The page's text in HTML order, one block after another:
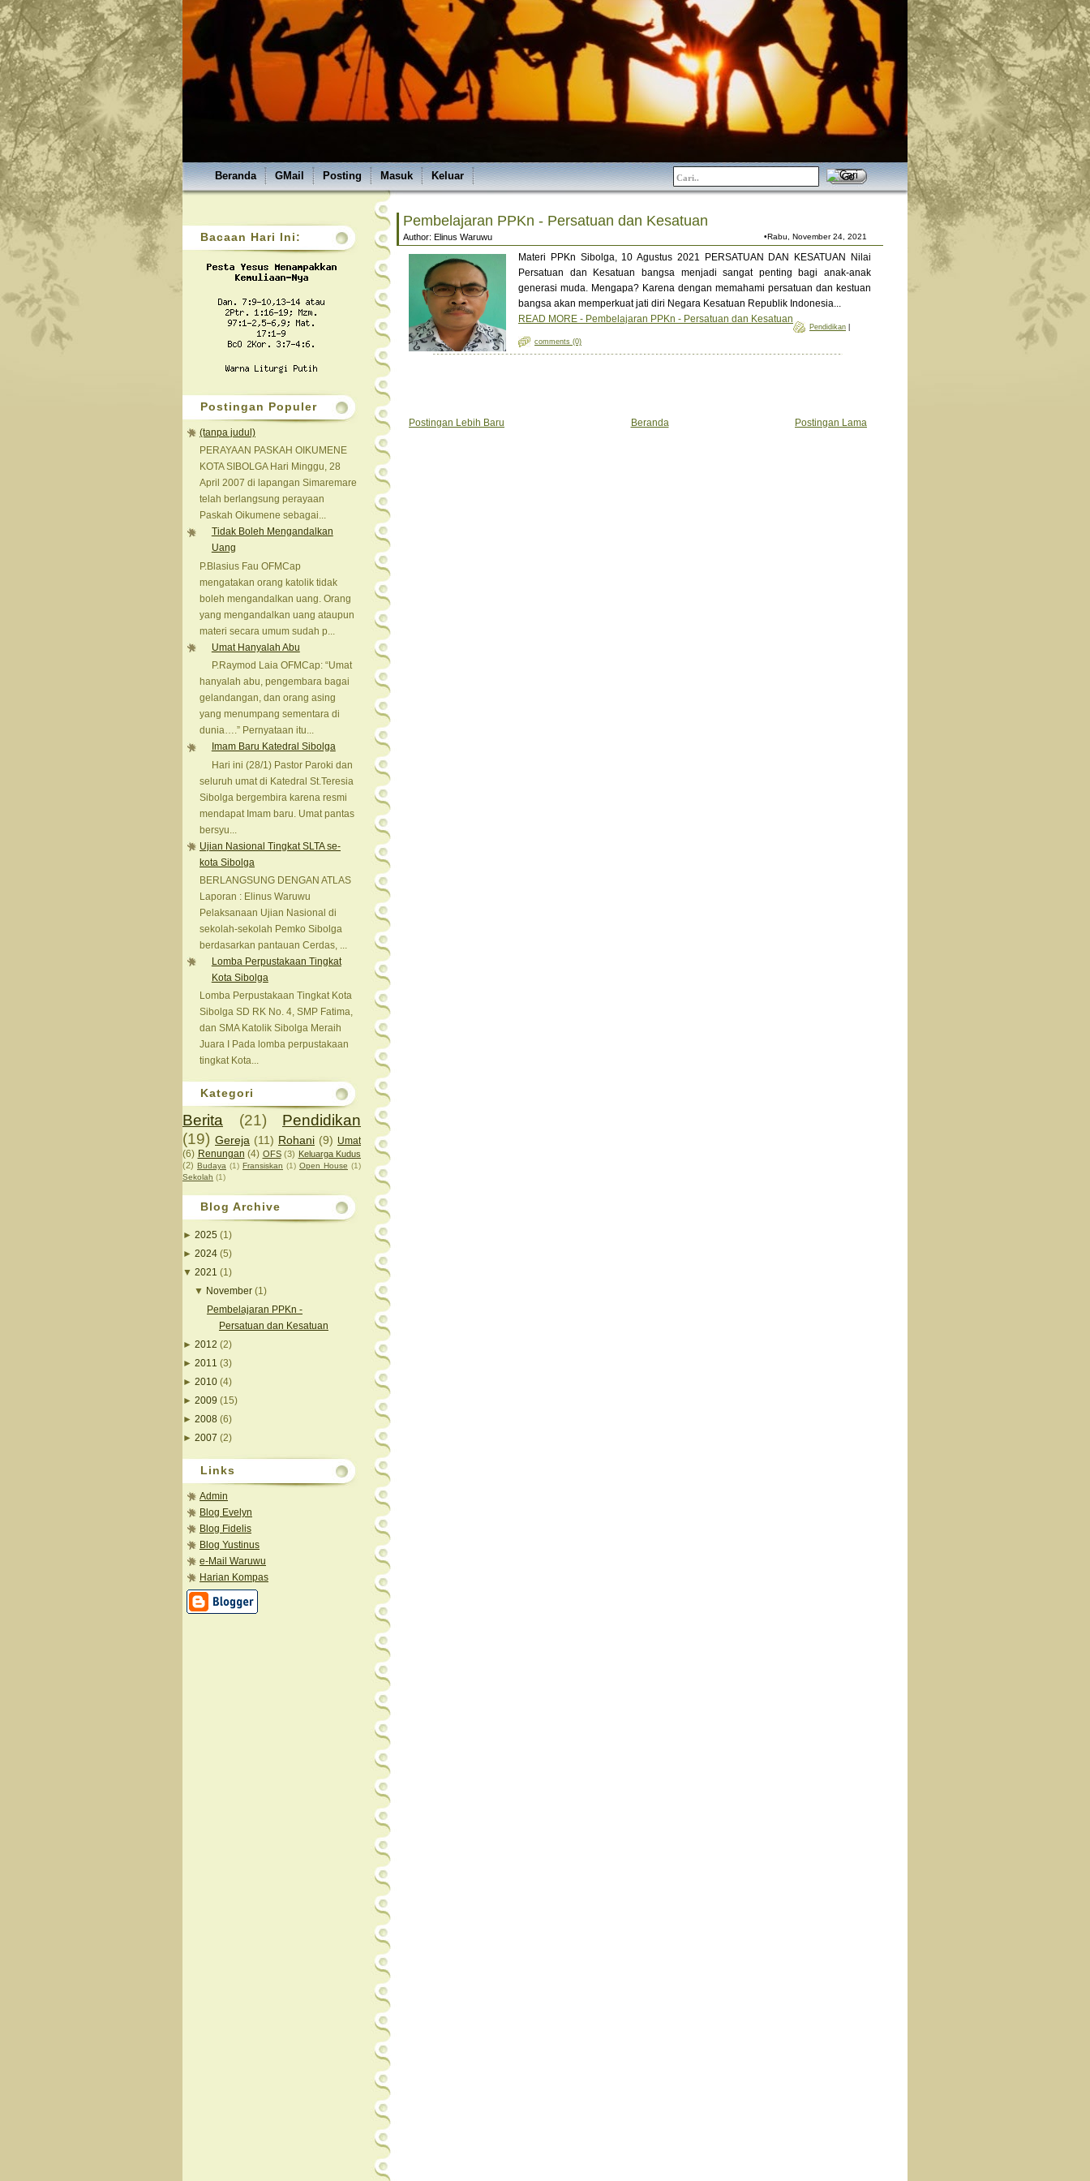
Beranda GMail Posting Masuk Keluar
Bacaan Hari Ini:
Postingan Populer
(tanpa judul)
PERAYAAN PASKAH OIKUMENE
KOTA SIBOLGA Hari Minggu, 28
April 2007 di lapangan Simaremare
telah berlangsung perayaan
Paskah Oikumene sebagai...
Tidak Boleh Mengandalkan
Uang
P.Blasius Fau OFMCap
mengatakan orang katolik tidak
boleh mengandalkan uang. Orang
yang mengandalkan uang ataupun
materi secara umum sudah p...
Umat Hanyalah Abu
P.Raymod Laia OFMCap: “Umat
hanyalah abu, pengembara bagai
gelandangan, dan orang asing
yang menumpang sementara di
dunia….” Pernyataan itu...
Imam Baru Katedral Sibolga
Hari ini (28/1) Pastor Paroki dan
seluruh umat di Katedral St.Teresia
Sibolga bergembira karena resmi
mendapat Imam baru. Umat pantas
bersyu...
Ujian Nasional Tingkat SLTA se-
kota Sibolga
BERLANGSUNG DENGAN ATLAS
Laporan : Elinus Waruwu
Pelaksanaan Ujian Nasional di
sekolah-sekolah Pemko Sibolga
berdasarkan pantauan Cerdas, ...
Lomba Perpustakaan Tingkat
Kota Sibolga
Lomba Perpustakaan Tingkat Kota
Sibolga SD RK No. 4, SMP Fatima,
dan SMA Katolik Sibolga Meraih
Juara I Pada lomba perpustakaan
tingkat Kota...
Kategori
Berita (21)
Pendidikan
(19) Gereja (11) Rohani (9) Umat
(6) Renungan (4) OFS (3) Keluarga Kudus
(2) Budaya (1) Fransiskan (1) Open House (1)
Sekolah (1)
Blog Archive
► 2025 (1)
► 2024 (5)
▼ 2021 (1)
▼ November(1)
Pembelajaran PPKn -
Persatuan dan Kesatuan
► 2012 (2)
► 2011 (3)
► 2010 (4)
► 2009 (15)
► 2008 (6)
► 2007 (2)
Links
Admin
Blog Evelyn
Blog Fidelis
Blog Yustinus
e-Mail Waruwu
Harian Kompas
Pembelajaran PPKn - Persatuan dan Kesatuan
Author: Elinus Waruwu •Rabu, November 24, 2021
Materi PPKn Sibolga, 10 Agustus 2021 PERSATUAN DAN KESATUAN Nilai
Persatuan dan Kesatuan bangsa menjadi sangat penting bagi anak-anak
generasi muda. Mengapa? Karena dengan memahami persatuan dan kestuan
bangsa akan memperkuat jati diri Negara Kesatuan Republik Indonesia...
READ MORE - Pembelajaran PPKn - Persatuan dan Kesatuan
Pendidikan
comments (0)
Postingan Lebih Baru Postingan Lama
Beranda